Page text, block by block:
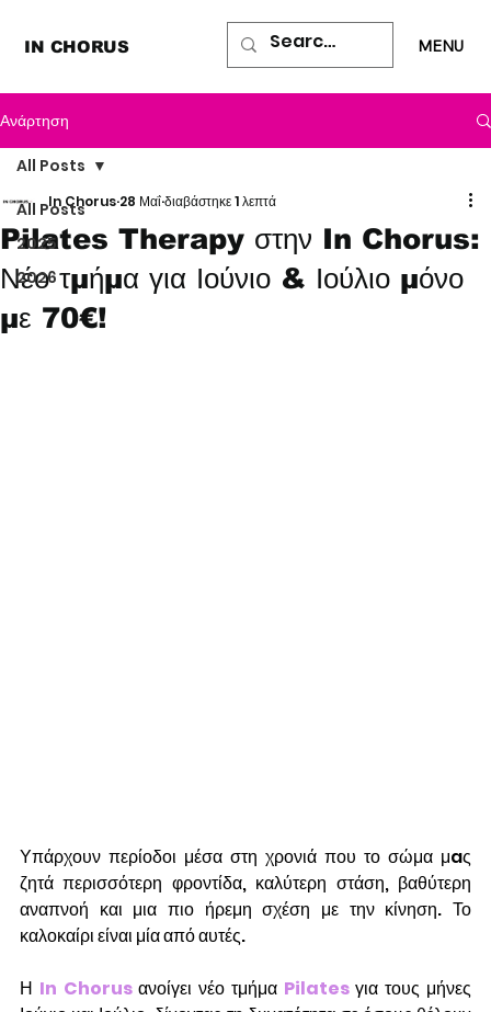
IN CHORUS MENU
Ανάρτηση
All Posts
2025
2026
All Posts
Pilates Therapy στην In Chorus:
Νέο τμήμα για Ιούνιο & Ιούλιο μόνο
με 70€!
In Chorus 28 Μαΐδιαβάστηκε 1 λεπτά
Υπάρχουν περίοδοι μέσα στη χρονιά που το σώμα μaς
ζητά περισσότερη φροντίδα, καλύτερη στάση, βαθύτερη
αναπνοή και μια πιο ήρεμη σχέση με την κίνηση. Το
καλοκαίρι είναι μία από αυτές.
Η In Chorus ανοίγει νέο τμήμα Pilates για τους μήνες